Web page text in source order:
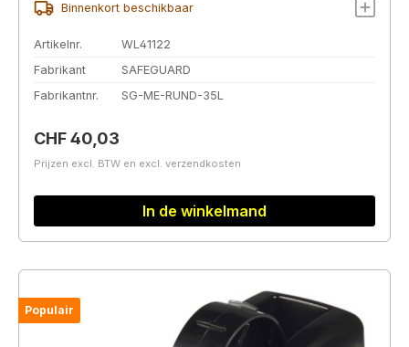
Binnenkort beschikbaar
Artikelnr.
WL41122
Fabrikant
SAFEGUARD
Fabrikantnr.
SG-ME-RUND-35L
Normale prijs:
CHF 40,03
Prijzen excl. BTW en excl. verzendkosten
In de winkelmand
Populair